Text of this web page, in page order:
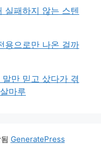
실패하지 않는 스텐
용으로만 나온 걸까
만 믿고 샀다가 겪
마루
GeneratePress